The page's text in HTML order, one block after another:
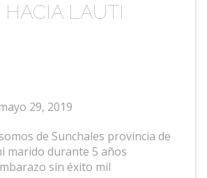
LAUTI
29, 2019
de Sunchales provincia de
marido durante 5 años
sin éxito mil